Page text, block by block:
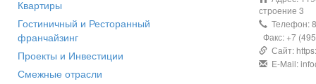
Квартиры
Гостиничный и Ресторанный
франчайзинг
Проекты и Инвестиции
Смежные отрасли
строение 3
Телефон: 8
Факс: +7
Сайт:
E-Mail: